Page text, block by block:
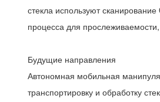
стекла используют
процесса для
Будущие направления
Автономная мобильная
транспортировку и обработку